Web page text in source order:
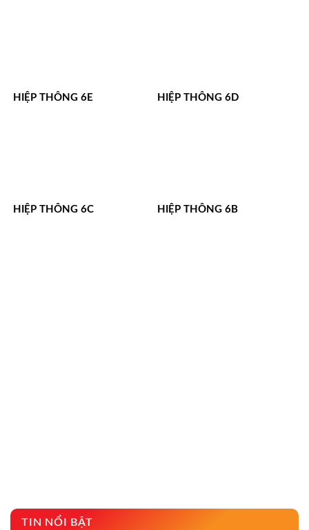
HIỆP THÔNG 6E HIỆP THÔNG 6D
HIỆP THÔNG 6C HIỆP THÔNG 6B
TIN NỔI BẬT